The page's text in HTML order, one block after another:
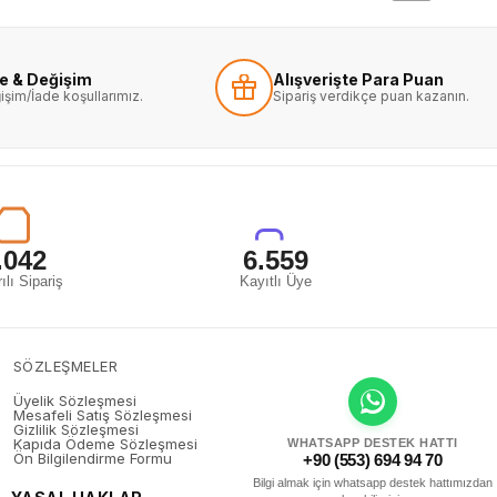
& Değişim
İade koşullarımız.
Alışverişte Para Puan
Sipariş verdikçe puan kazanın.
Sipariş
6.559
Kayıtlı Üye
SÖZLEŞMELER
Üyelik Sözleşmesi
Mesafeli Satış Sözleşmesi
Gizlilik Sözleşmesi
Kapıda Ödeme Sözleşmesi
Ön Bilgilendirme Formu
WHATSAPP DESTEK HATTI
+90 (553) 694 94 70
Bilgi almak için whatsapp destek hattımızdan